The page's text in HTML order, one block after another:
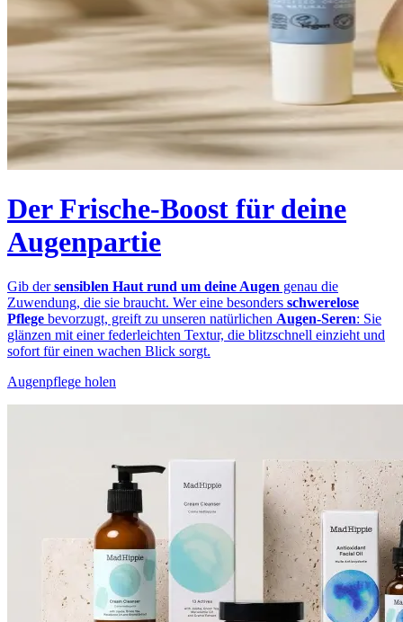
Der Frische-Boost für deine
Augenpartie
Gib dersensiblen Haut rund um deine Augen genau die
Zuwendung, die sie braucht. Wer eine besonders schwerelose
Pflege bevorzugt, greift zu unseren natürlichen Augen-Seren: Sie
glänzen mit einer federleichten Textur, die blitzschnell einzieht und
sofort für einen wachen Blick sorgt.
Augenpflege holen